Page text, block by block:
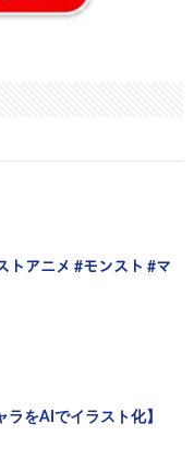
トアニメ #モンスト #マ
ラをAIでイラスト化】